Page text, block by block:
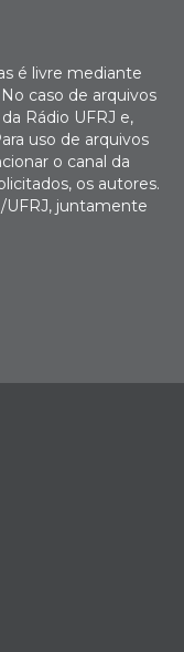
é livre mediante
caso de arquivos
Rádio UFRJ e,
uso de arquivos
o canal da
os autores.
UFRJ, juntamente